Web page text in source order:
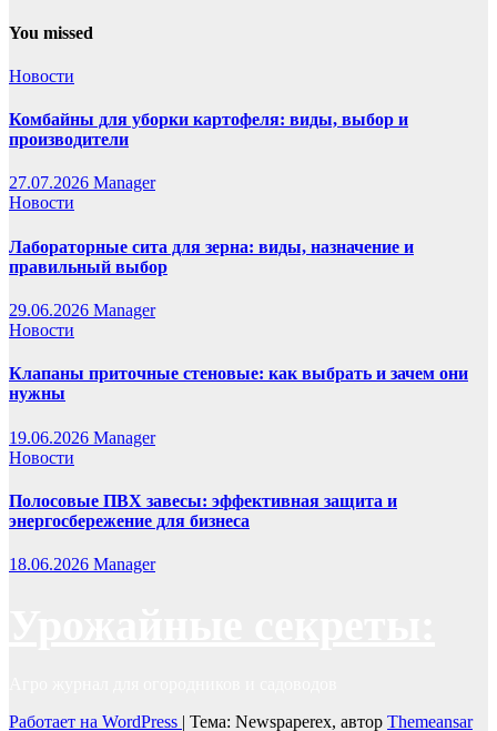
You missed
Новости
Комбайны для уборки картофеля: виды, выбор и
производители
27.07.2026 Manager
Новости
Лабораторные сита для зерна: виды, назначение и
правильный выбор
29.06.2026 Manager
Новости
Клапаны приточные стеновые: как выбрать и зачем они
нужны
19.06.2026 Manager
Новости
Полосовые ПВХ завесы: эффективная защита и
энергосбережение для бизнеса
18.06.2026 Manager
Работает на WordPress | Тема: Newspaperex, автор Themeansar